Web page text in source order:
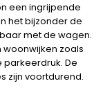
een ingrijpende
het bijzonder de
met de wagen.
woonwijken zoals
De
zijn voortdurend.